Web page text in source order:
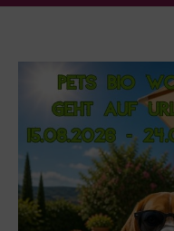
Neue Produkte
Shop
Ernährungsberatung!
Startseite
Über Mich!